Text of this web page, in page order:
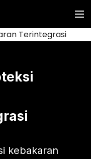
kebakaran